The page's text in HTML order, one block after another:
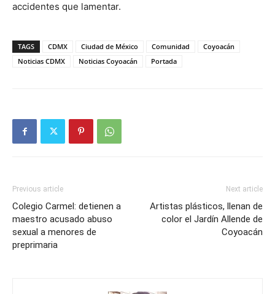
accidentes que lamentar.
TAGS CDMX Ciudad de México Comunidad
Coyoacán
Noticias CDMX
Noticias Coyoacán Portada
Previous article
Colegio Carmel: detienen a
maestro acusado abuso
sexual a menores de
preprimaria
Next article
Artistas plásticos, llenan de
color el Jardín Allende de
Coyoacán